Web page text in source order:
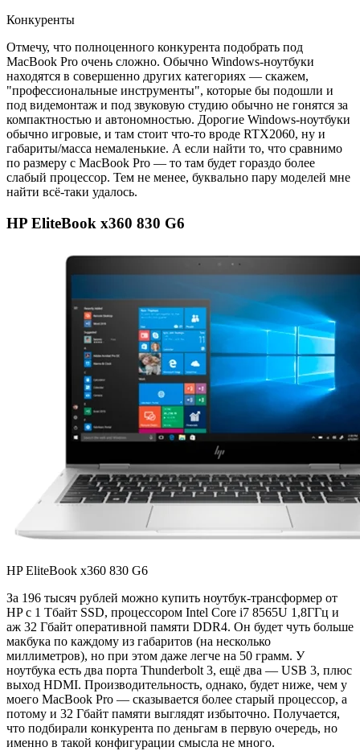
Конкуренты
Отмечу, что полноценного конкурента подобрать под
MacBook Pro очень сложно. Обычно Windows-ноутбуки
находятся в совершенно других категориях — скажем,
"профессиональные инструменты", которые бы подошли и
под видемонтаж и под звуковую студию обычно не гонятся за
компактностью и автономностью. Дорогие Windows-ноутбуки
обычно игровые, и там стоит что-то вроде RTX2060, ну и
габариты/масса немаленькие. А если найти то, что сравнимо
по размеру с MacBook Pro — то там будет гораздо более
слабый процессор. Тем не менее, буквально пару моделей мне
найти всё-таки удалось.
HP EliteBook x360 830 G6
HP EliteBook x360 830 G6
За 196 тысяч рублей можно купить ноутбук-трансформер от
HP с 1 Тбайт SSD, процессором Intel Core i7 8565U 1,8ГГц и
аж 32 Гбайт оперативной памяти DDR4. Он будет чуть больше
макбука по каждому из габаритов (на несколько
миллиметров), но при этом даже легче на 50 грамм. У
ноутбука есть два порта Thunderbolt 3, ещё два — USB 3, плюс
выход HDMI. Производительность, однако, будет ниже, чем у
моего MacBook Pro — сказывается более старый процессор, а
потому и 32 Гбайт памяти выглядят избыточно. Получается,
что подбирали конкурента по деньгам в первую очередь, но
именно в такой конфигурации смысла не много.